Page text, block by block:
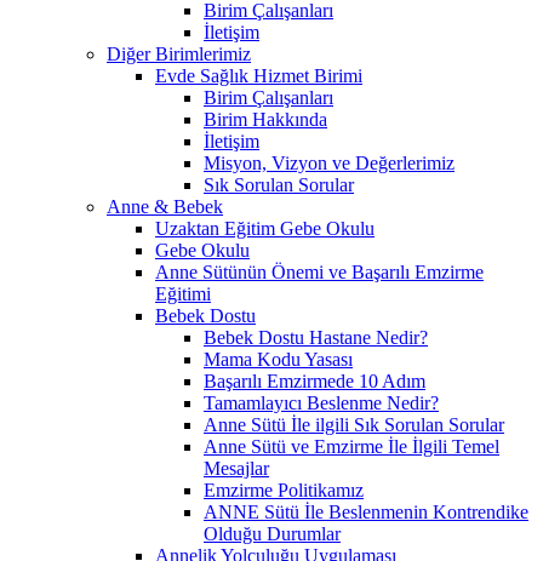
Birim Çalışanları
İletişim
Diğer Birimlerimiz
Evde Sağlık Hizmet Birimi
Birim Çalışanları
Birim Hakkında
İletişim
Misyon, Vizyon ve Değerlerimiz
Sık Sorulan Sorular
Anne & Bebek
Uzaktan Eğitim Gebe Okulu
Gebe Okulu
Anne Sütünün Önemi ve Başarılı Emzirme
Eğitimi
Bebek Dostu
Bebek Dostu Hastane Nedir?
Mama Kodu Yasası
Başarılı Emzirmede 10 Adım
Tamamlayıcı Beslenme Nedir?
Anne Sütü İle ilgili Sık Sorulan Sorular
Anne Sütü ve Emzirme İle İlgili Temel
Mesajlar
Emzirme Politikamız
ANNE Sütü İle Beslenmenin Kontrendike
Olduğu Durumlar
Annelik Yolculuğu Uygulaması